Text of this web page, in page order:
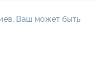
Ваш может быть